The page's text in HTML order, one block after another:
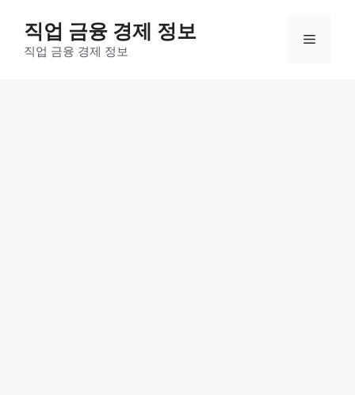
직업 금융 경제 정보
직업 금융 경제 정보
메